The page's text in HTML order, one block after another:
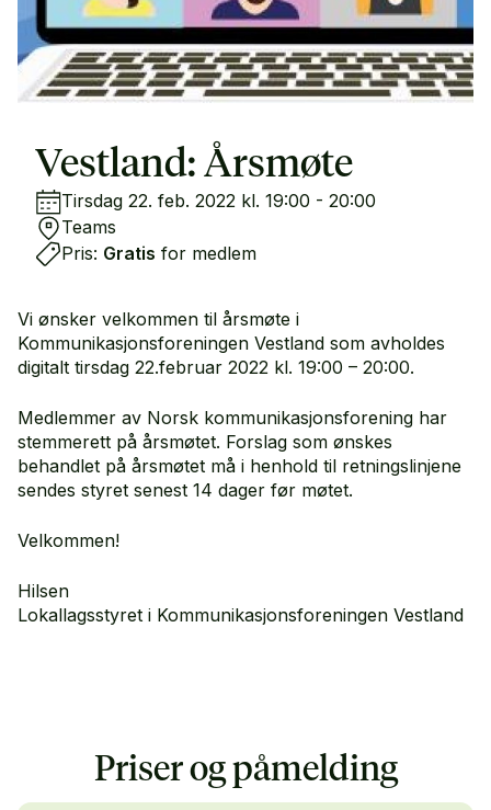
Vestland: Årsmøte
Tirsdag 22. feb. 2022 kl. 19:00 - 20:00
Teams
Pris: Gratis for medlem
Vi ønsker velkommen til årsmøte i
Kommunikasjonsforeningen Vestland som avholdes
digitalt tirsdag 22.februar 2022 kl. 19:00 – 20:00.
Medlemmer av Norsk kommunikasjonsforening har
stemmerett på årsmøtet. Forslag som ønskes
behandlet på årsmøtet må i henhold til retningslinjene
sendes styret senest 14 dager før møtet.
Velkommen!
Hilsen
Lokallagsstyret i Kommunikasjonsforeningen Vestland
Priser og påmelding